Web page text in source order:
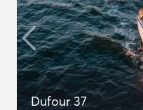
Dufour 37